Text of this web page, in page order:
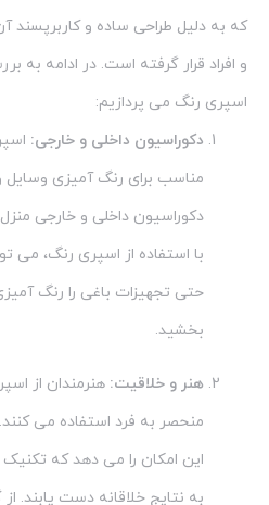
که به دلیل طراحی ساده و کاربرپسند
و افراد قرار گرفته است. در ادامه به
اسپری رنگ می پردازیم:
دکوراسیون داخلی و خارجی:
مناسب برای رنگ آمیزی
دکوراسیون داخلی و خارجی
با استفاده از اسپری رنگ، می
حتی تجهیزات باغی را رنگ
بخشید.
هنر و خلاقیت: هنرمندان از
منحصر به فرد استفاده می
این امکان را می دهد که
به نتایج خلاقانه دست یابند.